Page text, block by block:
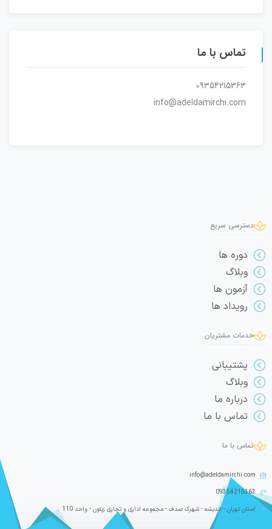
تماس با ما
09354215363
info@adeldamirchi.com
دسترسی سریع
دوره ها
وبلاگ
آزمون ها
رویداد ها
خدمات مشتریان
پشتیبانی
وبلاگ
درباره ما
تماس با ما
تماس با ما
info@adeldamirchi.com
09354215363
استان تهران - اندیشه - شهرک صدف - مجموعه اداری و تجاری زیتون - واحد 110